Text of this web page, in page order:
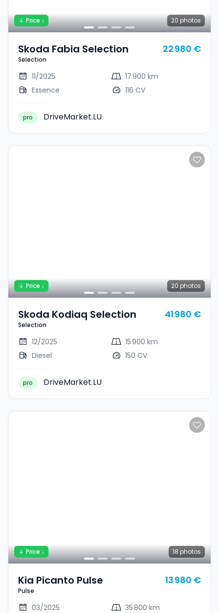
20 photos
Price ↓
Skoda Fabia Selection
Selection
22 980 €
11/2025
17 900 km
Essence
116 CV
pro DriveMarket.LU
20 photos
Price ↓
Skoda Kodiaq Selection
Selection
41 980 €
12/2025
15 900 km
Diesel
150 CV
pro DriveMarket.LU
18 photos
Price ↓
Kia Picanto Pulse
Pulse
13 980 €
03/2025
35 800 km